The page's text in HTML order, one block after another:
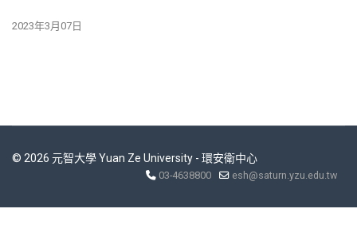
2023年3月07日
© 2026 元智大學 Yuan Ze University - 環安衛中心
03-4638800 esh@saturn.yzu.edu.tw